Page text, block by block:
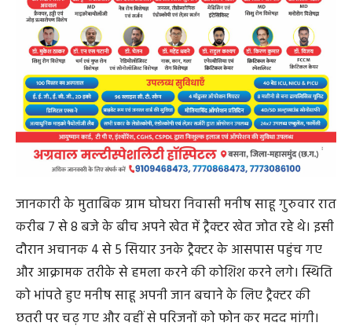
जानकारी के मुताबिक ग्राम घोघरा निवासी मनीष साहू गुरुवार रात
करीब 7 से 8 बजे के बीच अपने खेत में ट्रैक्टर खेत जोत रहे थे। इसी
दौरान अचानक 4 से 5 सियार उनके ट्रैक्टर के आसपास पहुंच गए
और आक्रामक तरीके से हमला करने की कोशिश करने लगे। स्थिति
को भांपते हुए मनीष साहू अपनी जान बचाने के लिए ट्रैक्टर की
छतरी पर चढ़ गए और वहीं से परिजनों को फोन कर मदद मांगी।